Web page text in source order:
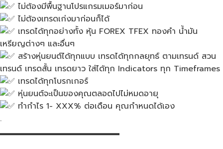
ไม่ต้องมีพื้นฐานโปรแกรมเมอร์​มาก่อน
ไม่ต้องเทรดเก่งมาก่อนก็ได้
เทรดได้ทุกอย่างทั้ง​ หุ้น​ FOREX TFEX​ ทองคำ​ น้ำมัน​
เหรียญ​ต่างๆ และอื่นๆ
สร้างหุ่นยนต์ได้ทุกแบบ​ เทรดได้ทุกกลยุทธ์​ ตามเทรนด์​ สวน
เทรนด์​ เทรดสั้น​ เทรดยาว​ ใส่ได้ทุก​ Indicators​ ทุก​ Timeframes
เทรดได้ทุกโบรกเก​อร์
หุ่นยนต์​จะเป็นของคุณตลอดไปไม่หมดอายุ
ทำกำไร 1- XXX% ต่อเดือน​ คุณกำหนดได้เอง
.
▂▂▂▂▂▂▂▂▂▂▂▂▂▂▂